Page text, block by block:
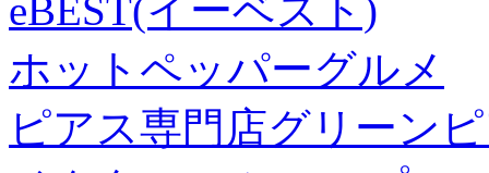
eBEST(イーベスト)
ホットペッパーグルメ
ピアス専門店グリーン